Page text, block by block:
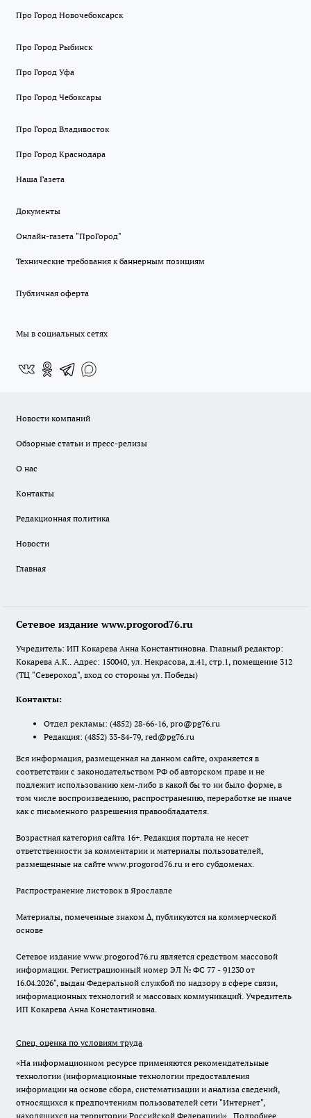
Про Город Новочебоксарск
Про Город Рыбинск
Про Город Уфа
Про Город Чебоксары
Про Город Владивосток
Про Город Краснодара
Наша Газета
Документы
Онлайн-газета "ПроГород"
Технические требования к баннерным позициям
Публичная оферта
Мы в социальных сетях
Новости компаний
Обзорные статьи и пресс-релизы
О нас
Контакты
Редакционная политика
Новости
Главная
Сетевое издание www.progorod76.ru
Учредитель: ИП Кокарева Анна Константиновна. Главный редактор:
Кокарева А.К.. Адрес: 150040, ул. Некрасова, д.41, стр.1, помещение 312
(ТЦ "Североход", вход со стороны ул. Победы)
Контакты:
Отдел рекламы: (4852) 28-66-16, pro@pg76.ru
Редакция: (4852) 33-84-79, red@pg76.ru
Вся информация, размещенная на данном сайте, охраняется в
соответствии с законодательством РФ об авторском праве и не
подлежит использованию кем-либо в какой бы то ни было форме, в
том числе воспроизведению, распространению, переработке не иначе
как с письменного разрешения правообладателя.
Возрастная категория сайта 16+. Редакция портала не несет
ответственности за комментарии и материалы пользователей,
размещенные на сайте www.progorod76.ru и его субдоменах.
Распространение листовок в Ярославле
Материалы, помеченные знаком ∆, публикуются на коммерческой
основе
Сетевое издание www.progorod76.ru является средством массовой
информации. Регистрационный номер ЭЛ № ФС 77 - 91230 от
16.04.2026", выдан Федеральной службой по надзору в сфере связи,
информационных технологий и массовых коммуникаций. Учредитель
ИП Кокарева Анна Константиновна.
Спец. оценка по условиям труда
«На информационном ресурсе применяются рекомендательные
технологии (информационные технологии предоставления
информации на основе сбора, систематизации и анализа сведений,
относящихся к предпочтениям пользователей сети "Интернет",
находящихся на территории Российской Федерации)». Подробнее